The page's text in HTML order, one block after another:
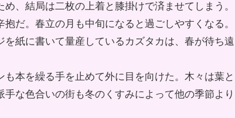
、結局は二枚の上着と膝掛けで済ませてしまう。
だ。春立の月も中旬になると過ごしやすくなる。
紙に書いて量産しているカズタカは、春が待ち遠
本を繰る手を止めて外に目を向けた。木々は葉と
な色合いの街も冬のくすみによって他の季節より